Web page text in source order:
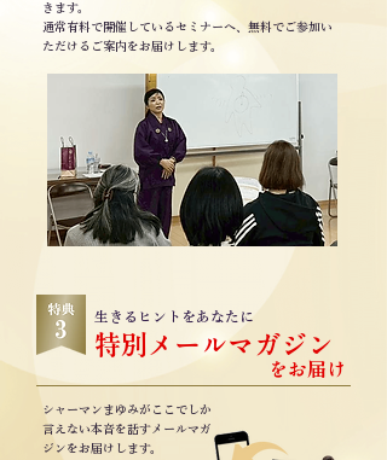
きます。
通常有料で開催しているセミナーへ、無料でご参加い
ただけるご案内をお届けします。
生きるヒントをあなたに
特別メールマガジン
をお届け
シャーマンまゆみがここでしか
言えない本音を話すメールマガ
ジンをお届けします。